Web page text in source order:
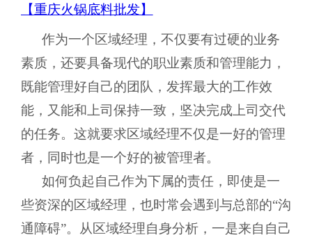
作为一个区域经理，不仅要有过硬的业务
素质，还要具备现代的职业素质和管理能力，
既能管理好自己的团队，发挥最大的工作效
能，又能和上司保持一致，坚决完成上司交代
的任务。这就要求区域经理不仅是一好的管理
者，同时也是一个好的被管理者。
如何负起自己作为下属的责任，即使是一
些资深的区域经理，也时常会遇到与总部的“沟
通障碍”。从区域经理自身分析，一是来自自己